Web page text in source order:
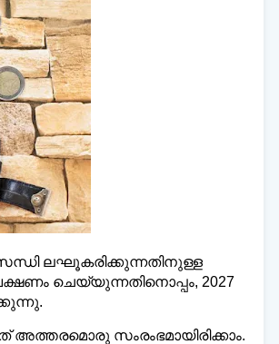
ലഘൂകരിക്കുന്നതിനുള്ള
ചെയ്യുന്നതിനൊപ്പം, 2027
അത്തരമൊരു സംരംഭമായിരിക്കാം.
www.dailymalayaly.com